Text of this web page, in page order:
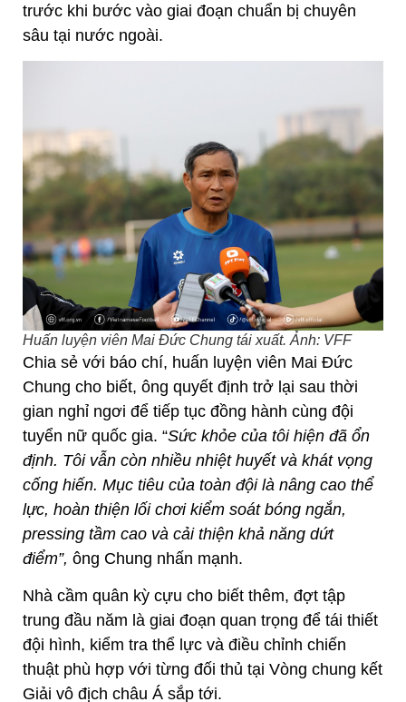
trước khi bước vào giai đoạn chuẩn bị chuyên
sâu tại nước ngoài.
Huấn luyện viên Mai Đức Chung tái xuất. Ảnh: VFF
Chia sẻ với báo chí, huấn luyện viên Mai Đức
Chung cho biết, ông quyết định trở lại sau thời
gian nghỉ ngơi để tiếp tục đồng hành cùng đội
tuyển nữ quốc gia. “Sức khỏe của tôi hiện đã ổn
định. Tôi vẫn còn nhiều nhiệt huyết và khát vọng
cống hiến. Mục tiêu của toàn đội là nâng cao thể
lực, hoàn thiện lối chơi kiểm soát bóng ngắn,
pressing tầm cao và cải thiện khả năng dứt
điểm”, ông Chung nhấn mạnh.
Nhà cầm quân kỳ cựu cho biết thêm, đợt tập
trung đầu năm là giai đoạn quan trọng để tái thiết
đội hình, kiểm tra thể lực và điều chỉnh chiến
thuật phù hợp với từng đối thủ tại Vòng chung kết
Giải vô địch châu Á sắp tới.